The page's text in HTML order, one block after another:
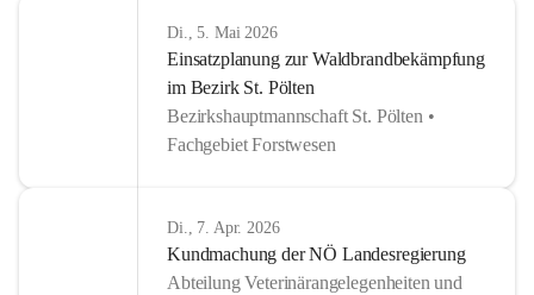
Di., 5. Mai 2026
Einsatzplanung zur Waldbrandbekämpfung
im Bezirk St. Pölten
Bezirkshauptmannschaft St. Pölten •
Fachgebiet Forstwesen
Di., 7. Apr. 2026
Kundmachung der NÖ Landesregierung
Abteilung Veterinärangelegenheiten und